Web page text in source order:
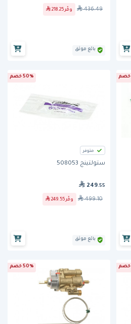
436.49 وفّر 218.25
بائع موثق
50% خصم
متوفر
ستولتينج 508053
249.55
499.10 وفّر 249.55
بائع موثق
50% خصم